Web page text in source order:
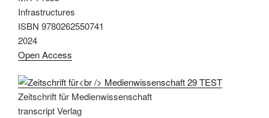
Infrastructures
ISBN 9780262550741
2024
Open Access
Zeitschrift für Medienwissenschaft
transcript Verlag